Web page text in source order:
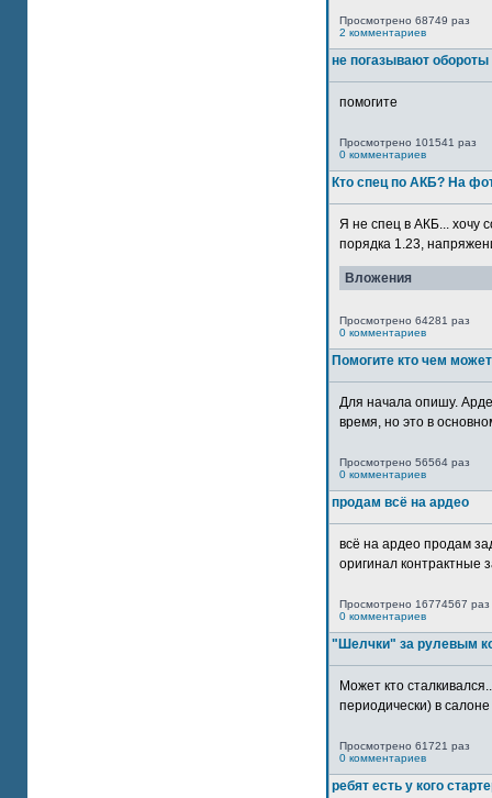
Просмотрено 68749 раз
2 комментариев
не погазывают обороты
помогите
Просмотрено 101541 раз
0 комментариев
Кто спец по АКБ? На
Я не спец в АКБ... хочу
порядка 1.23,
Вложения
Просмотрено 64281 раз
0 комментариев
Помогите кто чем может
Для начала опишу.
время, но это в
Просмотрено 56564 раз
0 комментариев
продам всё на ардео
всё на ардео продам
оригинал контрактные
Просмотрено 16774567 раз
0 комментариев
"Шелчки" за рулевым
Может кто
периодически) в
Просмотрено 61721 раз
0 комментариев
ребят есть у кого